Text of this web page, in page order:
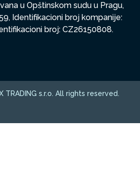
u Opštinskom sudu u Pragu,
Identifikacioni broj kompanije:
broj: CZ26150808.
s.r.o. All rights reserved.